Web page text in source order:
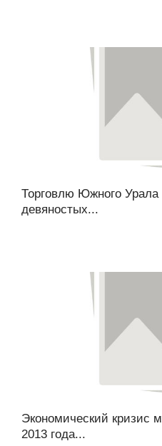
Торговлю Южного Урала
девяностых...
Экономический кризис
2013 года...